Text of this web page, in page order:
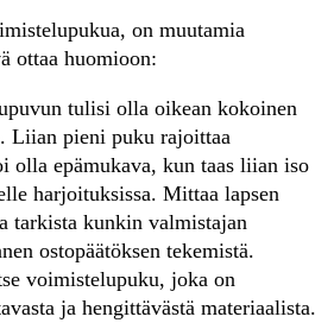
on muutamia
ottaa huomioon:
tulisi olla oikean kokoinen
Liian pieni puku rajoittaa
olla epämukava, kun taas liian iso
harjoituksissa. Mittaa lapsen
tarkista kunkin valmistajan
ostopäätöksen tekemistä.
voimistelupuku, joka on
ja hengittävästä materiaalista.